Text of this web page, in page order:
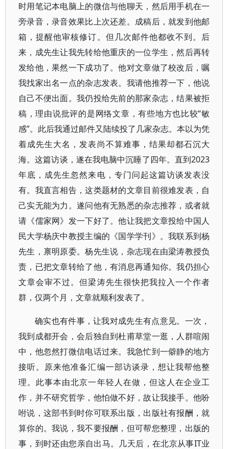
时用笔记本电脑上的微信与他聊天，然后用手机在一
旁录音，录音效果比上次还差。成稿后，就发到他邮
箱，提醒他审核修订。但几次邮件他都收不到。后
来，成先生让我先转给他重庆的一位学生，然后再转
发给他，果然一下成功了。他对文章做了校改后，嘱
我找家出名一点的杂志发表。我请他推荐一下，他说
自己不便出面。我仍投给先前的那家杂志，结果被拒
稿，理由说批评的是网络文章，有些地方也比较“敏
感”。此后我通过邮件又陆续投了几家杂志。本以为凭
着成先生大名，发表尚不算难事，结果却都石沉大
海。这篇访谈，遂在我电脑中沉睡了四年。直到2023
年底，成先生忽然来电，专门问起这篇访谈发表没
有。我直言相告，这类题材的文章目前很难发表，自
己实无能为力。遂问他有无熟悉的杂志推荐，或者就
请《儒家网》发一下好了。他让我把文章投给中国人
民大学杨庆中教授主编的《国学学刊》。我联系到杨
先生，禀明原委。杨先生说，杂志现在由梁涛教授负
责，已把文章转给了他，有消息再通知你。我仍担心
文章会审不过。但梁涛先生很快把我拉入一个作者
群，仅两个月，文章就顺利发表了。
确实也有件事，让我对成先生有点意见。一次，
我到成都开会，会后独自到杜甫草堂一逛，人群喧闹
中，他忽然打微信电话过来。我急忙到一僻静的地方
接听。原来他准备汇编一部访谈录，想让我帮他整
理。此事本由北京一年轻人在做，但这人在企业工
作，并不研究哲学，他怕做不好，故让我接手。他吩
咐说，这部书到时你可联系出版，出版社有报酬，就
算你的。我说，我不要报酬，但可帮您整理，出版的
事，到时还由您亲自出马。几天后，在北京从事IT业